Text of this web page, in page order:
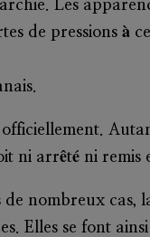
Les
de pressions à
ni arrêté ni remis
nombreux cas,
Elles se font